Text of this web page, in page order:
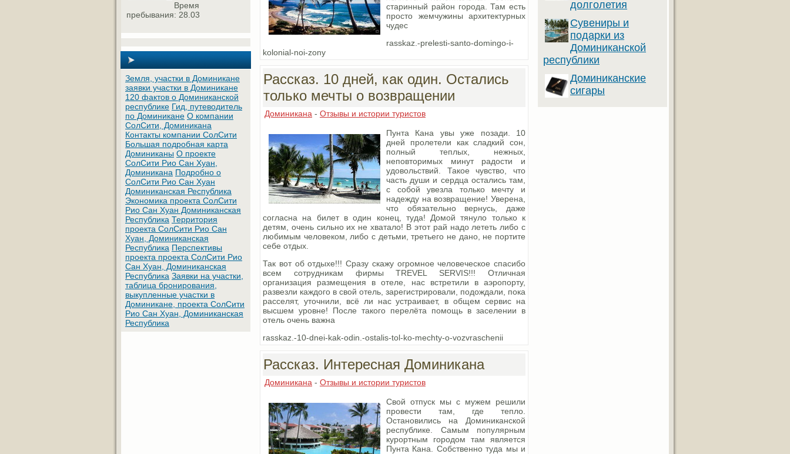
Время
пребывания: 28.03
Земля, участки в Доминикане
заявки участки в Доминикане
120 фактов о Доминиканской
республике Гид, путеводитель
по Доминикане О компании
СолСити, Доминикана
Контакты компании СолСити
Большая подробная карта
Доминиканы О проекте
СолСити Рио Сан Хуан,
Доминикана Подробно о
СолСити Рио Сан Хуан
Доминиканская Республика
Экономика проекта СолСити
Рио Сан Хуан Доминиканская
Республика Территория
проекта СолСити Рио Сан
Хуан, Доминиканская
Республика Перспективы
проекта проекта СолСити Рио
Сан Хуан, Доминиканская
Республика Заявки на участки,
таблица бронирования,
выкупленные участки в
Доминикане, проекта СолСити
Рио Сан Хуан, Доминиканская
Республика
старинный район города. Там есть
просто жемчужины архитектурных
чудес
rasskaz.-prelesti-santo-domingo-i-
kolonial-noi-zony
Рассказ. 10 дней, как один. Остались
только мечты о возвращении
Доминикана - Отзывы и истории туристов
Пунта Кана увы уже позади. 10
дней пролетели как сладкий сон,
полный теплых, нежных,
неповторимых минут радости и
удовольствий. Такое чувство, что
часть души и сердца остались там,
с собой увезла только мечту и
надежду на возвращение! Уверена,
что обязательно вернусь, даже
согласна на билет в один конец, туда! Домой тянуло только к
детям, очень сильно их не хватало! В этот рай надо лететь либо с
любимым человеком, либо с детьми, третьего не дано, не портите
себе отдых.
Так вот об отдыхе!!! Сразу скажу огромное человеческое спасибо
всем сотрудникам фирмы TREVEL SERVIS!!! Отличная
организация размещения в отеле, нас встретили в аэропорту,
развезли каждого в свой отель, зарегистрировали, подождали, пока
расселят, уточнили, всё ли нас устраивает, в общем сервис на
высшем уровне! После такого перелёта помощь в заселении в
отель очень важна
rasskaz.-10-dnei-kak-odin.-ostalis-tol-ko-mechty-o-vozvraschenii
Рассказ. Интересная Доминикана
Доминикана - Отзывы и истории туристов
Свой отпуск мы с мужем решили
провести там, где тепло.
Остановились на Доминиканской
республике. Самым популярным
курортным городом там является
Пунта Кана. Собственно туда мы и
долголетия
Сувениры и
подарки из
Доминиканской
республики
Доминиканские
сигары